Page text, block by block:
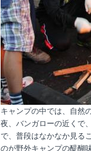
キャンプの中では、自然
夜、バンガローの近くで
で、普段はなかなか見る
のが野外キャンプの醍醐味